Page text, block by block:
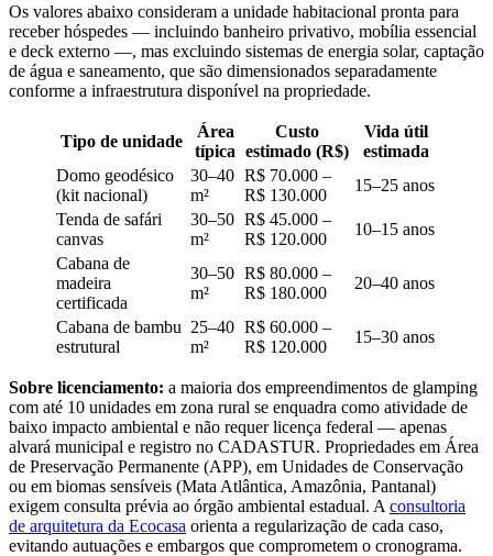
Os valores abaixo consideram a unidade habitacional pronta para
receber hóspedes — incluindo banheiro privativo, mobília essencial
e deck externo —, mas excluindo sistemas de energia solar, captação
de água e saneamento, que são dimensionados separadamente
conforme a infraestrutura disponível na propriedade.
Tipo de unidade
Área
típica
Custo
estimado (R$)
Vida útil
estimada
Domo geodésico
(kit nacional)
30–40
m²
R$ 70.000 –
R$ 130.000
15–25 anos
Tenda de safári
canvas
30–50
m²
R$ 45.000 –
R$ 120.000
10–15 anos
Cabana de
madeira
certificada
30–50
m²
R$ 80.000 –
R$ 180.000
20–40 anos
Cabana de bambu
estrutural
25–40
m²
R$ 60.000 –
R$ 120.000
15–30 anos
Sobre licenciamento: a maioria dos empreendimentos de glamping
com até 10 unidades em zona rural se enquadra como atividade de
baixo impacto ambiental e não requer licença federal — apenas
alvará municipal e registro no CADASTUR. Propriedades em Área
de Preservação Permanente (APP), em Unidades de Conservação
ou em biomas sensíveis (Mata Atlântica, Amazônia, Pantanal)
exigem consulta prévia ao órgão ambiental estadual. A consultoria
de arquitetura da Ecocasa orienta a regularização de cada caso,
evitando autuações e embargos que comprometem o cronograma.